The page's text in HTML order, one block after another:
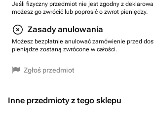
Jeśli fizyczny przedmiot nie jest zgodny z
możesz go zwrócić lub poprosić o zwrot pieniędzy.
Zasady anulowania
Możesz bezpłatnie anulować zamówienie przed
pieniądze zostaną zwrócone w całości.
Zgłoś przedmiot
Inne przedmioty z tego sklepu